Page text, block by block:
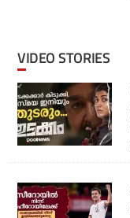
VIDEO STORIES